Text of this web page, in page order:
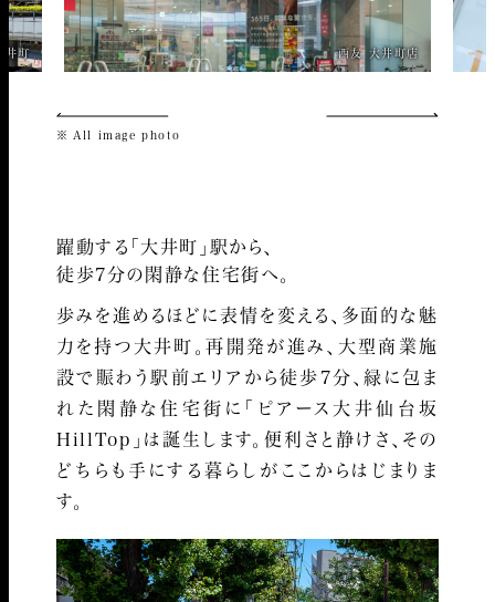
西友 大井町店
All image photo
躍動する「大井町」駅から、
徒歩7分の閑静な住宅街へ。
歩みを進めるほどに表情を変える、多面的な魅
力を持つ大井町。再開発が進み、大型商業施
設で賑わう駅前エリアから徒歩7分、緑に包ま
れた閑静な住宅街に「ピアース大井仙台坂
HillTop」は誕生します。 便利さと静けさ、その
どちらも手にする暮らしがここからはじまりま
す。